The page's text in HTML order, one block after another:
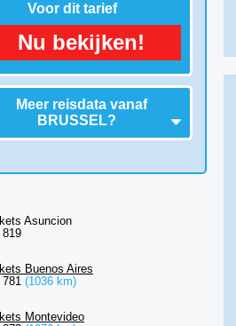
Voor dit tarief
Nu bekijken!
Meer reisdata vanaf
BRUSSEL?
Asuncion
Buenos Aires
(1036 km)
Montevideo